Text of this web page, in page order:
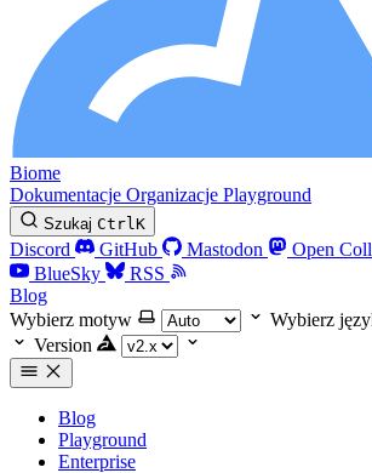
Biome
Dokumentacje Organizacje Playground
Szukaj CtrlK
Discord GitHub Mastodon Open
BlueSky
RSS
Blog
Wybierz motyw
Wybierz
Version
Blog
Playground
Enterprise